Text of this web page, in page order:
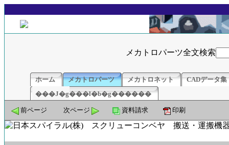
メカトロパーツ全文検索
ホーム メカトロパーツ メカトロネット
CADデータ集
���J�g���l�b�g������
前ページ 次ページ 資料請求 印刷